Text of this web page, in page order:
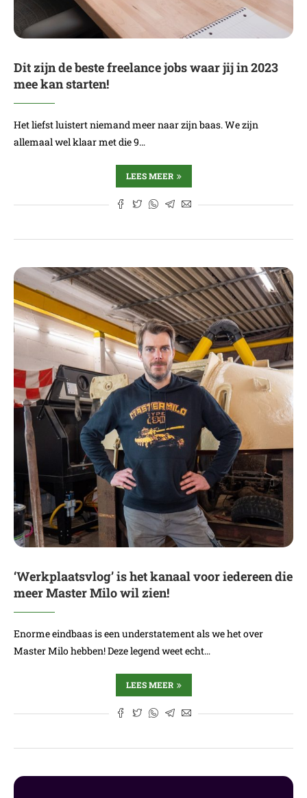
Dit zijn de beste freelance jobs waar jij in 2023
mee kan starten!
Het liefst luistert niemand meer naar zijn baas. We zijn
allemaal wel klaar met die 9…
LEES MEER
‘Werkplaatsvlog’ is het kanaal voor iedereen die
meer Master Milo wil zien!
Enorme eindbaas is een understatement als we het over
Master Milo hebben! Deze legend weet echt…
LEES MEER